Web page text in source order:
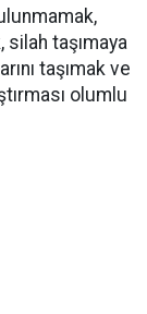
silah taşımaya
taşımak ve
olumlu